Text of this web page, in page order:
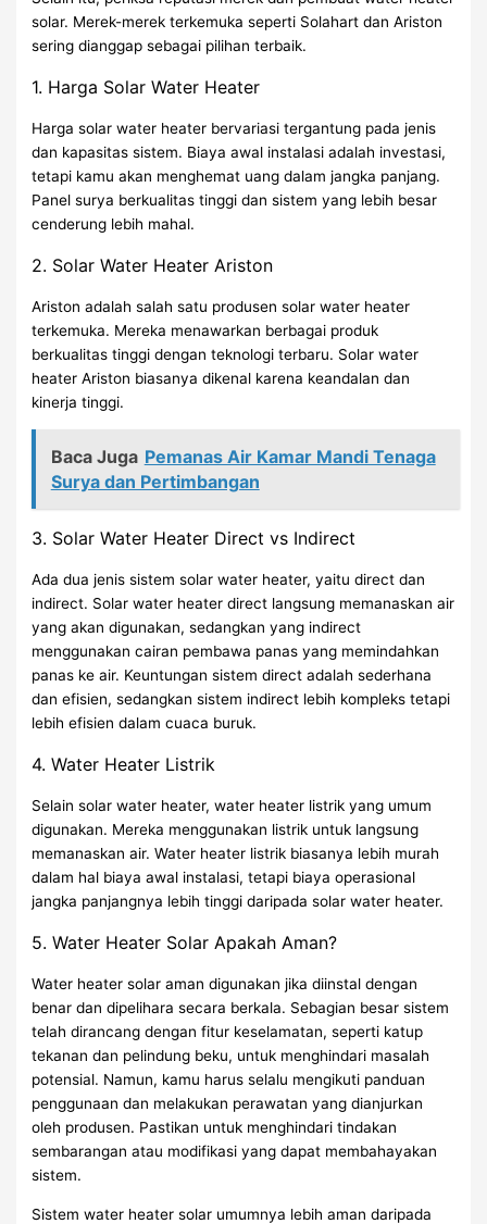
solar. Merek-merek terkemuka seperti Solahart dan Ariston
sering dianggap sebagai pilihan terbaik.
1. Harga Solar Water Heater
Harga solar water heater bervariasi tergantung pada jenis
dan kapasitas sistem. Biaya awal instalasi adalah investasi,
tetapi kamu akan menghemat uang dalam jangka panjang.
Panel surya berkualitas tinggi dan sistem yang lebih besar
cenderung lebih mahal.
2. Solar Water Heater Ariston
Ariston adalah salah satu produsen solar water heater
terkemuka. Mereka menawarkan berbagai produk
berkualitas tinggi dengan teknologi terbaru. Solar water
heater Ariston biasanya dikenal karena keandalan dan
kinerja tinggi.
Baca Juga Pemanas Air Kamar Mandi Tenaga
Surya dan Pertimbangan
3. Solar Water Heater Direct vs Indirect
Ada dua jenis sistem solar water heater, yaitu direct dan
indirect. Solar water heater direct langsung memanaskan air
yang akan digunakan, sedangkan yang indirect
menggunakan cairan pembawa panas yang memindahkan
panas ke air. Keuntungan sistem direct adalah sederhana
dan efisien, sedangkan sistem indirect lebih kompleks tetapi
lebih efisien dalam cuaca buruk.
4. Water Heater Listrik
Selain solar water heater, water heater listrik yang umum
digunakan. Mereka menggunakan listrik untuk langsung
memanaskan air. Water heater listrik biasanya lebih murah
dalam hal biaya awal instalasi, tetapi biaya operasional
jangka panjangnya lebih tinggi daripada solar water heater.
5. Water Heater Solar Apakah Aman?
Water heater solar aman digunakan jika diinstal dengan
benar dan dipelihara secara berkala. Sebagian besar sistem
telah dirancang dengan fitur keselamatan, seperti katup
tekanan dan pelindung beku, untuk menghindari masalah
potensial. Namun, kamu harus selalu mengikuti panduan
penggunaan dan melakukan perawatan yang dianjurkan
oleh produsen. Pastikan untuk menghindari tindakan
sembarangan atau modifikasi yang dapat membahayakan
sistem.
Sistem water heater solar umumnya lebih aman daripada